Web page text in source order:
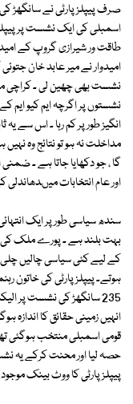
صرف پیپلز پارٹی نے سانگھڑ
اسمبلی کی ایک نشست پر
طاقت ور شیرازی گروپ کے
امیدوار نے میر عابد خان
نشست بھی چھین لی ۔ کراچی
نشستوں پر اگرچہ ایم کیو
انگیز طور پر کم رہا ۔ اس سے
مداخلت نہ ہو تو نتائج وہ
گا ، جو دکھایا جاتا ہے ۔ ضمنی
اور عام انتخابات
سندھ سیاسی طور پر ایک
بہت بلند ہے ۔ پورے ملک کی
کے لیے کئی سیاسی چالیں چلی
ہوتے۔ پیپلز پارٹی کی خاتون
235 سانگھڑ کی نشست پر
انہیں زمینی حقائق کا اندازہ
قومی اسمبلی منتخب ہوگئی
حصہ لیا اور محنت کرکے یہ
پیپلزپارٹی کا ووٹ بینک